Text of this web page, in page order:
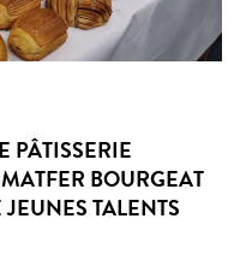
PÂTISSERIE
BOURGEAT
TALENTS